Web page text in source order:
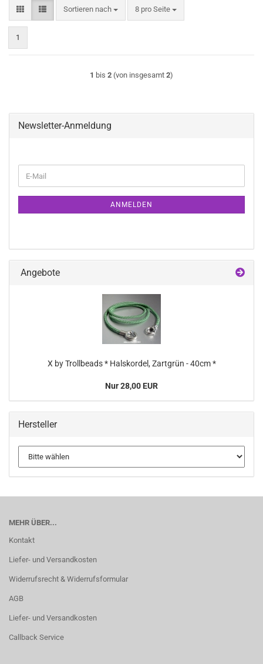
Sortieren nach
Sortieren nach 8 pro Seite
pro Seite
1
1 bis 2 (von insgesamt 2)
Newsletter-Anmeldung
ZUR
E-
Mail
ANMELDEN
Angebote
X by Trollbeads * Halskordel, Zartgrün - 40cm *
Nur 28,00 EUR
Hersteller
MEHR ÜBER...
Kontakt
Liefer- und Versandkosten
Widerrufsrecht & Widerrufsformular
AGB
Liefer- und Versandkosten
Callback Service